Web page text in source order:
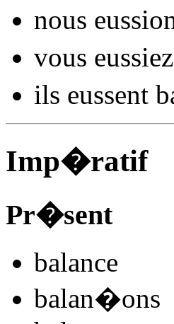
nous
vous
ils eussent
Imp�ratif
Pr�sent
balance
balan�ons